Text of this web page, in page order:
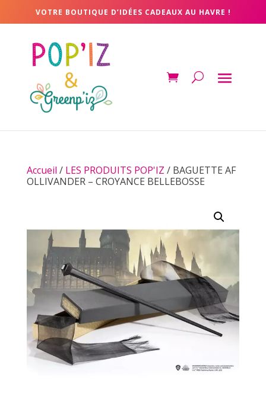
VOTRE BOUTIQUE D’IDÉES CADEAUX AU HAVRE !
Accueil / LES PRODUITS POP'IZ / BAGUETTE AF
OLLIVANDER – CROYANCE BELLEBOSSE